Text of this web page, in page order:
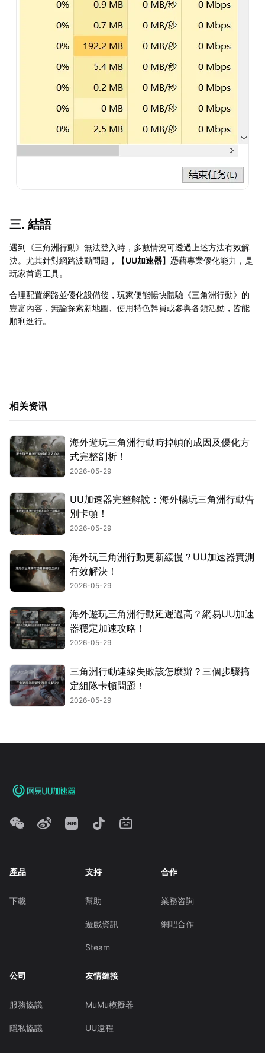
三. 結語
遇到《三角洲行動》無法登入時，多數情況可透過上述方法有效解
決。尤其針對網路波動問題，【UU加速器】憑藉專業優化能力，是
玩家首選工具。
合理配置網路並優化設備後，玩家便能暢快體驗《三角洲行動》的
豐富內容，無論探索新地圖、使用特色幹員或參與各類活動，皆能
順利進行。
相关资讯
海外遊玩三角洲行動時掉幀的成因及優化方
式完整剖析！
2026-05-29
UU加速器完整解說：海外暢玩三角洲行動告
別卡頓！
2026-05-29
海外玩三角洲行動更新緩慢？UU加速器實測
有效解決！
2026-05-29
海外遊玩三角洲行動延遲過高？網易UU加速
器穩定加速攻略！
2026-05-29
三角洲行動連線失敗該怎麼辦？三個步驟搞
定組隊卡頓問題！
2026-05-29
產品
下載
支持
幫助
遊戲資訊
Steam
合作
業務咨詢
網吧合作
公司
服務協議
隱私協議
友情鏈接
MuMu模擬器
UU遠程